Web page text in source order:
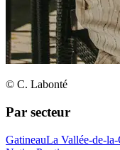
© C. Labonté
Par secteur
GatineauLa Vallée-de-la-